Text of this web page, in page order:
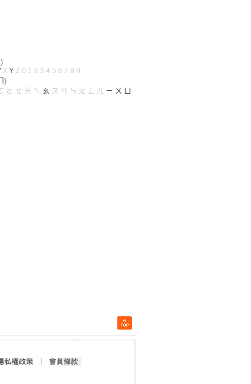
X Y Z 0 1 2 3 4 5 6 7 8 9
)
ㄜ ㄝ ㄞ ㄟ ㄠ ㄡ ㄢ ㄣ ㄤ ㄥ ㄦ ㄧ ㄨ ㄩ